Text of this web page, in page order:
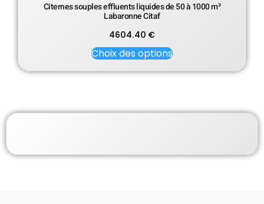
Citernes souples effluents liquides de 50 à 1000 m³
Labaronne Citaf
4604.40 €
Choix des options